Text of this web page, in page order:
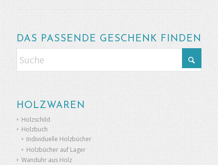
DAS PASSENDE GESCHENK FINDEN
HOLZWAREN
Holzschild
Holzbuch
Individuelle Holzbücher
Holzbücher auf Lager
Wanduhr aus Holz